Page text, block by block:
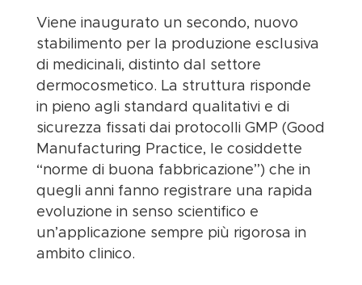
Viene inaugurato un secondo, nuovo
stabilimento per la produzione esclusiva
di medicinali, distinto dal settore
dermocosmetico. La struttura risponde
in pieno agli standard qualitativi e di
sicurezza fissati dai protocolli GMP (Good
Manufacturing Practice, le cosiddette
“norme di buona fabbricazione”) che in
quegli anni fanno registrare una rapida
evoluzione in senso scientifico e
un’applicazione sempre più rigorosa in
ambito clinico.